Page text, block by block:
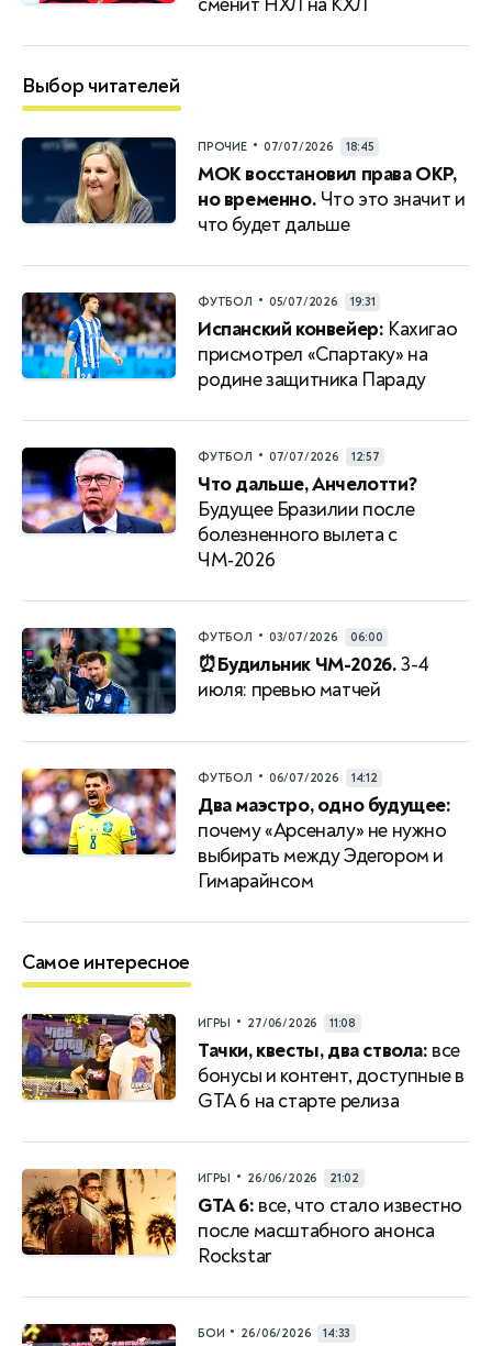
Выбор читателей
ПРОЧИЕ • 07/07/2026 18:45
МОК восстановил права ОКР,
но временно. Что это значит и
что будет дальше
ФУТБОЛ • 05/07/2026 19:31
Испанский конвейер: Кахигао
присмотрел «Спартаку» на
родине защитника Параду
ФУТБОЛ • 07/07/2026 12:57
Что дальше, Анчелотти?
Будущее Бразилии после
болезненного вылета с
ЧМ‑2026
ФУТБОЛ • 03/07/2026 06:00
⏰Будильник ЧМ-2026.3-4
июля: превью матчей
ФУТБОЛ • 06/07/2026 14:12
Два маэстро, одно будущее:
почему «Арсеналу» не нужно
выбирать между Эдегором и
Гимарайнсом
Самое интересное
ИГРЫ • 27/06/2026 11:08
Тачки, квесты, два ствола: все
бонусы и контент, доступные в
GTA 6 на старте релиза
ИГРЫ • 26/06/2026 21:02
GTA 6: все, что стало известно
после масштабного анонса
Rockstar
БОИ • 26/06/2026 14:33